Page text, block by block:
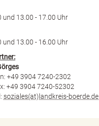
und 13.00 - 17.00 Uhr
und 13.00 - 16.00 Uhr
+49 3904 7240-2302
+49 3904 7240-52302
soziales(at)landkreis-boerde.de